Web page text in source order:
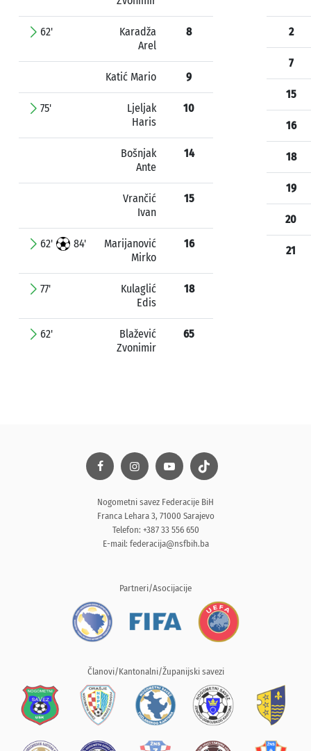
62'
Karadža
Arel
8
Katić Mario 9
75'
Ljeljak
Haris
10
Bošnjak
Ante
14
Vrančić
Ivan
15
62' 84'
Marijanović
Mirko
16
77'
Kulaglić
Edis
18
62'
Blažević
Zvonimir
65
2
7
15
16
18
19
20
21
Nogometni savez Federacije BiH
Franca Lehara 3, 71000 Sarajevo
Telefon: +387 33 556 650
E-mail: federacija@nsfbih.ba
Partneri/Asocijacije
Članovi/Kantonalni/Županijski savezi